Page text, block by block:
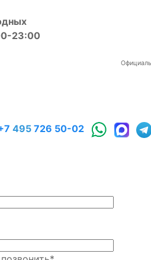
23:00
495 726 50-02